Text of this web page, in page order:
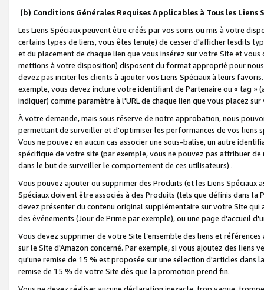
(b) Conditions Générales Requises Applicables à Tous les Liens
Les Liens Spéciaux peuvent être créés par vos soins ou mis à votre
certains types de liens, vous êtes tenu(e) de cesser d'afficher lesdits
et du placement de chaque lien que vous insérez sur votre Site et
mettions à votre disposition) disposent du format approprié pour
devez pas inciter les clients à ajouter vos Liens Spéciaux à leurs
exemple, vous devez inclure votre identifiant de Partenaire ou « tag
indiquer) comme paramètre à l'URL de chaque lien que vous placez
À votre demande, mais sous réserve de notre approbation, nous
permettant de surveiller et d'optimiser les performances de vos liens
Vous ne pouvez en aucun cas associer une sous-balise, un autre
spécifique de votre site (par exemple, vous ne pouvez pas attribuer
dans le but de surveiller le comportement de ces utilisateurs) .
Vous pouvez ajouter ou supprimer des Produits (et les Liens
Spéciaux doivent être associés à des Produits (tels que définis dans
devez présenter du contenu original supplémentaire sur votre Site qui
des événements (Jour de Prime par exemple), ou une page d'accueil
Vous devez supprimer de votre Site l’ensemble des liens et
sur le Site d'Amazon concerné. Par exemple, si vous ajoutez des
qu'une remise de 15 % est proposée sur une sélection d'articles
remise de 15 % de votre Site dès que la promotion prend fin.